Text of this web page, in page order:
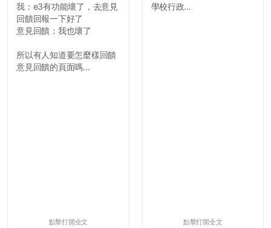
我：e3有功能壞了，去意見
回饋回報一下好了
意見回饋：我也壞了
所以有人知道要怎麼樣回饋
意見回饋的頁面嗎...
點擊打開全文
學校行政...
點擊打開全文